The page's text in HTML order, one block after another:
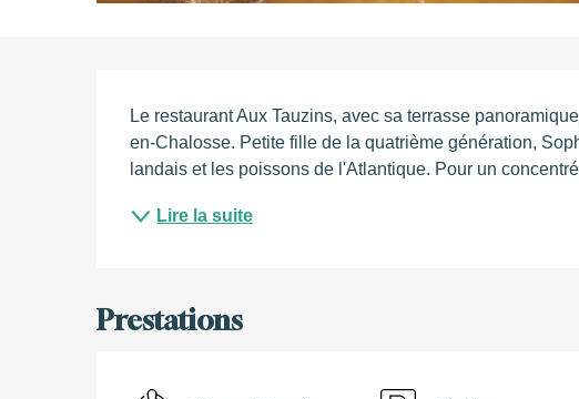
Description
Le restaurant Aux Tauzins, avec sa terrasse
en-Chalosse. Petite fille de la quatrième génération,
landais et les poissons de l'Atlantique. Pour un
Lire la suite
Prestations